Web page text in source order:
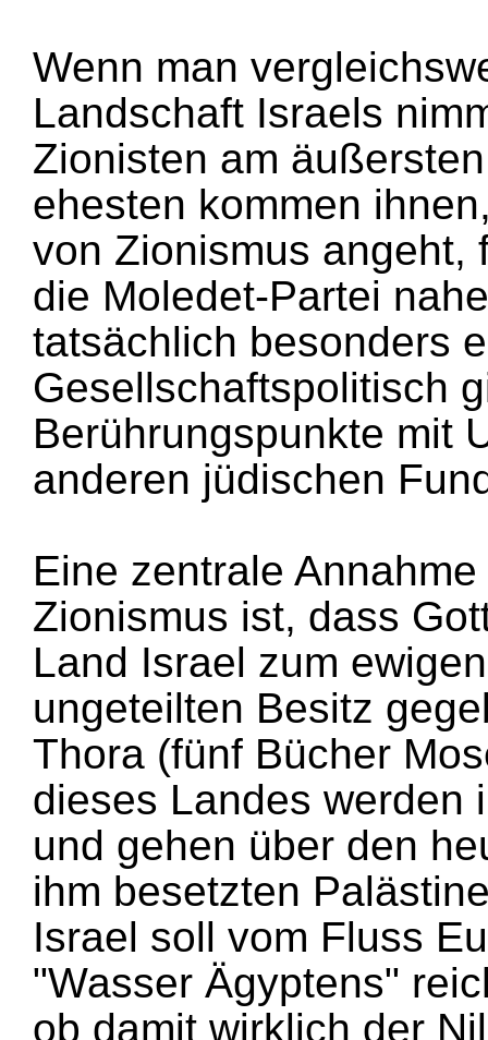
Wenn man
Landschaft Israels
Zionisten am
ehesten kommen
von Zionismus angeht,
die Moledet-Partei
tatsächlich besonders
Gesellschaftspolitisch
Berührungspunkte mit
anderen jüdischen
Eine zentrale
Zionismus ist, dass
Land Israel zum
ungeteilten Besitz
Thora (fünf Bücher
dieses Landes werden
und gehen über den
ihm besetzten
Israel soll vom Fluss
"Wasser Ägyptens"
ob damit wirklich der